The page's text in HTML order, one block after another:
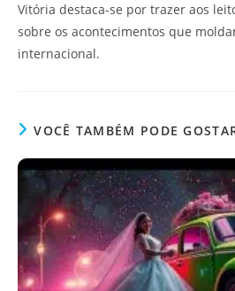
Vitória destaca-se por trazer aos
sobre os acontecimentos que
internacional.
VOCÊ TAMBÉM PODE